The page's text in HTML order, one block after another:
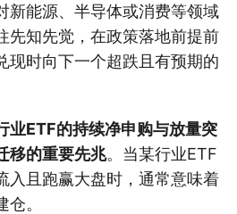
新能源、半导体或消费等领域
先知先觉，在政策落地前提前
现时向下一个超跌且有预期的
业ETF的持续净申购与放量突
移的重要先兆。当某行业ETF
入且跑赢大盘时，通常意味着
。